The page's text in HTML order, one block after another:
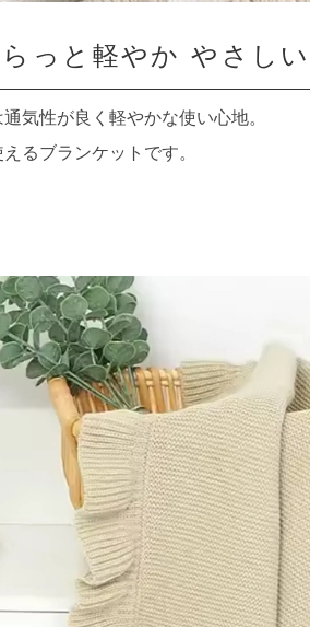
らっと軽やか やさし
気性が良く軽やかな使い心地。
るブランケットです。